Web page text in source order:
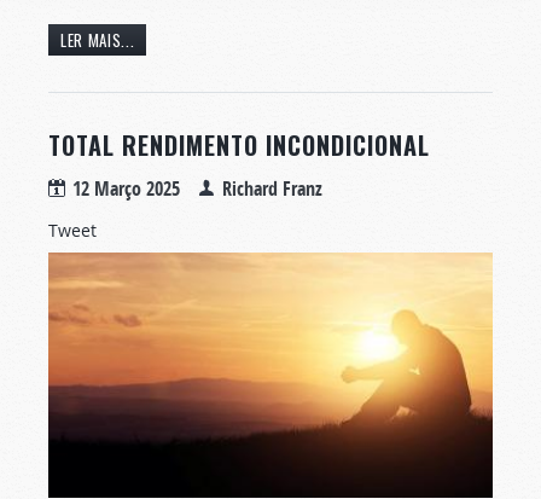
LER MAIS...
TOTAL RENDIMENTO INCONDICIONAL
12 Março 2025 Richard Franz
Tweet